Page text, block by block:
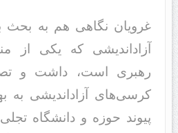
غرویان نگاهی هم به بحث
آزاداندیشی که یکی از
رهبری است، داشت و
کرسی‌های آزاداندیشی به
پیوند حوزه و دانشگاه